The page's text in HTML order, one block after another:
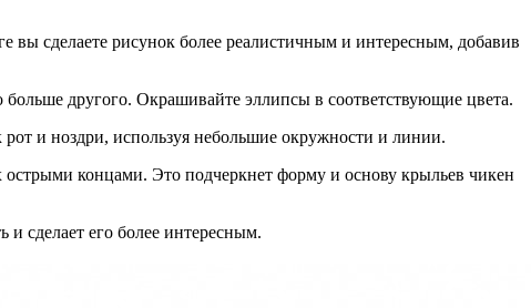
вы сделаете рисунок более реалистичным и интересным, добавив
больше другого. Окрашивайте эллипсы в соответствующие цвета.
рот и ноздри, используя небольшие окружности и линии.
концами. Это подчеркнет форму и основу крыльев чикен
сделает его более интересным.